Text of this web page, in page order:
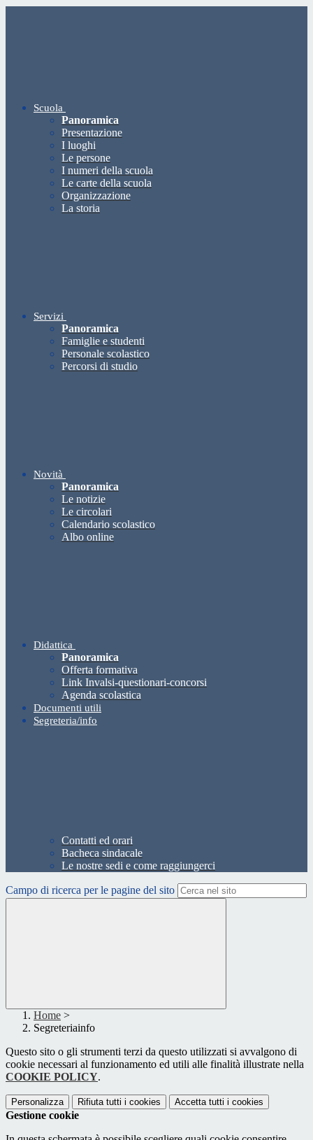
Scuola
Panoramica
Presentazione
I luoghi
Le persone
I numeri della scuola
Le carte della scuola
Organizzazione
La storia
Servizi
Panoramica
Famiglie e studenti
Personale scolastico
Percorsi di studio
Novità
Panoramica
Le notizie
Le circolari
Calendario scolastico
Albo online
Didattica
Panoramica
Offerta formativa
Link Invalsi-questionari-concorsi
Agenda scolastica
Documenti utili
Segreteria/info
Contatti ed orari
Bacheca sindacale
Le nostre sedi e come raggiungerci
Campo di ricerca per le pagine del sito
Home >
Segreteriainfo
Questo sito o gli strumenti terzi da questo utilizzati si avvalgono di
cookie necessari al funzionamento ed utili alle finalità illustrate nella
COOKIE POLICY.
Personalizza Rifiuta tutti i cookies Accetta tutti i cookies
Gestione cookie